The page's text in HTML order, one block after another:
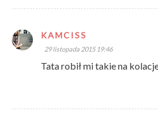
KAMCISS
29 listopada 2015 19:46
Tata robił mi takie na